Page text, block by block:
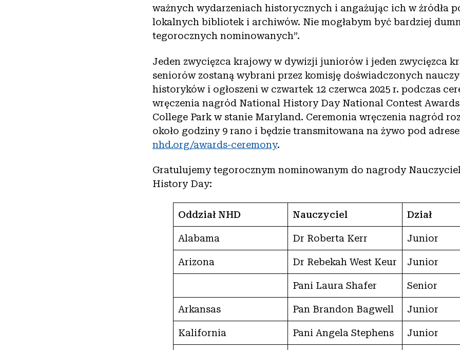
ważnych wydarzeniach historycznych i angażując ich w źródła
lokalnych bibliotek i archiwów. Nie mogłabym być bardziej
tegorocznych nominowanych”.
Jeden zwycięzca krajowy w dywizji juniorów i jeden zwycięzca
seniorów zostaną wybrani przez komisję doświadczonych
historyków i ogłoszeni w czwartek 12 czerwca 2025 r. podczas
wręczenia nagród National History Day National Contest
College Park w stanie Maryland. Ceremonia wręczenia nagród
około godziny 9 rano i będzie transmitowana na żywo pod
nhd.org/awards-ceremony.
Gratulujemy tegorocznym nominowanym do nagrody
History Day:
Oddział NHD Nauczyciel Dział
Alabama Dr Roberta Kerr Junior
Arizona Dr Rebekah West Keur Junior
Pani Laura Shafer Senior
Arkansas Pan Brandon Bagwell Junior
Kalifornia Pani Angela Stephens Junior